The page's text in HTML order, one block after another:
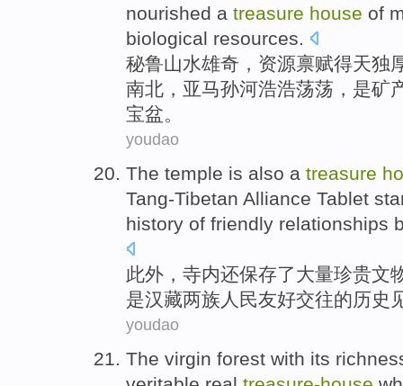
nourished a treasure house of
biological resources.
秘鲁山水雄奇， 资源禀赋得天独
南北 ， 亚马孙河浩浩荡荡 ，是矿
宝盆。
youdao
The temple is also a treasure
Tang-Tibetan Alliance Tablet
history of friendly relationships
此外， 寺内还保存了大量珍贵文
是汉藏两族 人民友好交往的历史
youdao
The virgin forest with its